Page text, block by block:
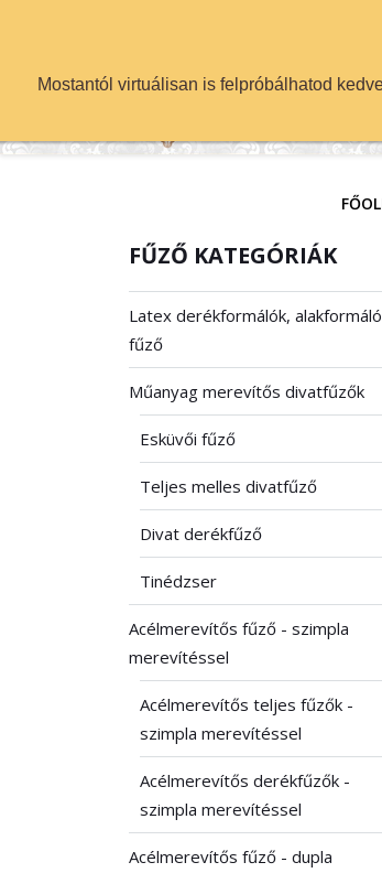
FŰZŐ KATEGÓRIÁK
Latex derékformálók, alakformáló
fűző
Műanyag merevítős divatfűzők
Esküvői fűző
Teljes melles divatfűző
Divat derékfűző
Tinédzser
Acélmerevítős fűző - szimpla
merevítéssel
Acélmerevítős teljes fűzők -
szimpla merevítéssel
Acélmerevítős derékfűzők -
szimpla merevítéssel
Acélmerevítős fűző - dupla
Mostantól virtuálisan is felpróbálhatod